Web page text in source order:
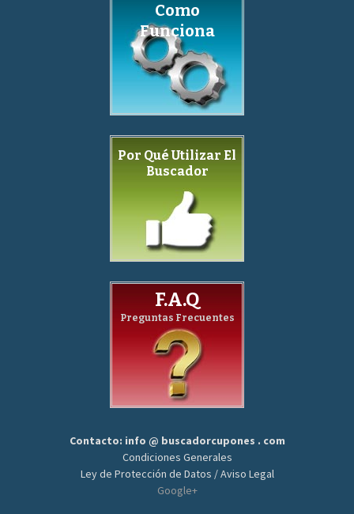
Como
Funciona
Por Qué Utilizar El
Buscador
F.A.Q
Preguntas Frecuentes
Contacto: info @ buscadorcupones . com
Condiciones Generales
Ley de Protección de Datos / Aviso Legal
Google+